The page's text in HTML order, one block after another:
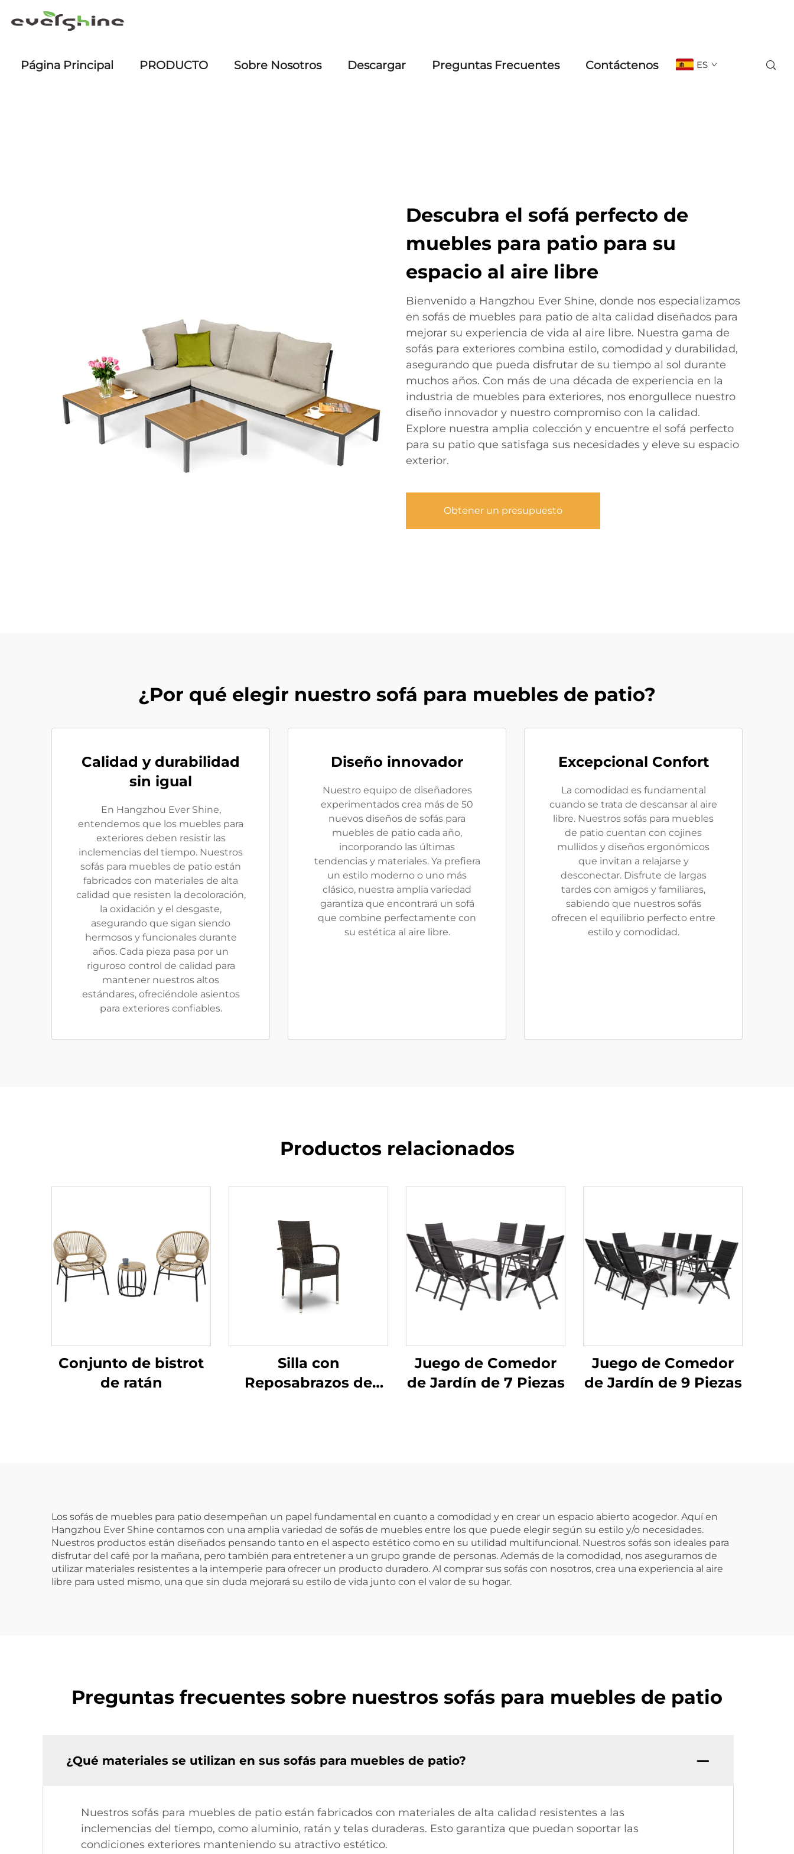
Página Principal PRODUCTO Sobre Nosotros Descargar Preguntas Frecuentes Contáctenos ES
Descubra el sofá perfecto de
muebles para patio para su
espacio al aire libre
Bienvenido a Hangzhou Ever Shine, donde nos especializamos
en sofás de muebles para patio de alta calidad diseñados para
mejorar su experiencia de vida al aire libre. Nuestra gama de
sofás para exteriores combina estilo, comodidad y durabilidad,
asegurando que pueda disfrutar de su tiempo al sol durante
muchos años. Con más de una década de experiencia en la
industria de muebles para exteriores, nos enorgullece nuestro
diseño innovador y nuestro compromiso con la calidad.
Explore nuestra amplia colección y encuentre el sofá perfecto
para su patio que satisfaga sus necesidades y eleve su espacio
exterior.
Obtener un presupuesto
¿Por qué elegir nuestro sofá para muebles de patio?
Calidad y durabilidad
sin igual
En Hangzhou Ever Shine,
entendemos que los muebles para
exteriores deben resistir las
inclemencias del tiempo. Nuestros
sofás para muebles de patio están
fabricados con materiales de alta
calidad que resisten la decoloración,
la oxidación y el desgaste,
asegurando que sigan siendo
hermosos y funcionales durante
años. Cada pieza pasa por un
riguroso control de calidad para
mantener nuestros altos
estándares, ofreciéndole asientos
para exteriores confiables.
Diseño innovador
Nuestro equipo de diseñadores
experimentados crea más de 50
nuevos diseños de sofás para
muebles de patio cada año,
incorporando las últimas
tendencias y materiales. Ya prefiera
un estilo moderno o uno más
clásico, nuestra amplia variedad
garantiza que encontrará un sofá
que combine perfectamente con
su estética al aire libre.
Excepcional Confort
La comodidad es fundamental
cuando se trata de descansar al aire
libre. Nuestros sofás para muebles
de patio cuentan con cojines
mullidos y diseños ergonómicos
que invitan a relajarse y
desconectar. Disfrute de largas
tardes con amigos y familiares,
sabiendo que nuestros sofás
ofrecen el equilibrio perfecto entre
estilo y comodidad.
Productos relacionados
Conjunto de bistrot
de ratán
Silla con
Reposabrazos de
Juego de Comedor
de Jardín de 7 Piezas
Juego de Comedor
de Jardín de 9 Piezas
Los sofás de muebles para patio desempeñan un papel fundamental en cuanto a comodidad y en crear un espacio abierto acogedor. Aquí en
Hangzhou Ever Shine contamos con una amplia variedad de sofás de muebles entre los que puede elegir según su estilo y/o necesidades.
Nuestros productos están diseñados pensando tanto en el aspecto estético como en su utilidad multifuncional. Nuestros sofás son ideales para
disfrutar del café por la mañana, pero también para entretener a un grupo grande de personas. Además de la comodidad, nos aseguramos de
utilizar materiales resistentes a la intemperie para ofrecer un producto duradero. Al comprar sus sofás con nosotros, crea una experiencia al aire
libre para usted mismo, una que sin duda mejorará su estilo de vida junto con el valor de su hogar.
Preguntas frecuentes sobre nuestros sofás para muebles de patio
¿Qué materiales se utilizan en sus sofás para muebles de patio?
Nuestros sofás para muebles de patio están fabricados con materiales de alta calidad resistentes a las
inclemencias del tiempo, como aluminio, ratán y telas duraderas. Esto garantiza que puedan soportar las
condiciones exteriores manteniendo su atractivo estético.